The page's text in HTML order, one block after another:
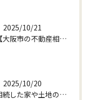
2025/10/21
【大阪市の不動産相続でお悩みの方へ】まだ売るか迷っていても、査定だけで大丈夫です!
2025/10/20
相続した家や土地の査定依頼が増えています！